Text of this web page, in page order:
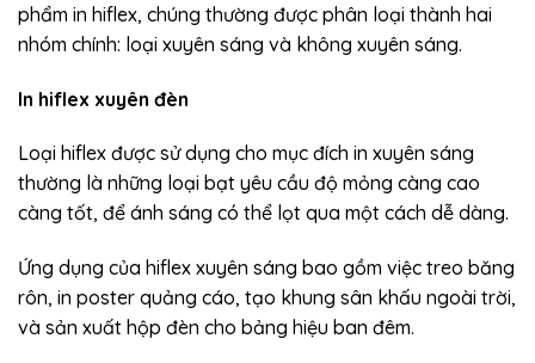
phẩm in hiflex, chúng thường được phân loại thành hai
nhóm chính: loại xuyên sáng và không xuyên sáng.
In hiflex xuyên đèn
Loại hiflex được sử dụng cho mục đích in xuyên sáng
thường là những loại bạt yêu cầu độ mỏng càng cao
càng tốt, để ánh sáng có thể lọt qua một cách dễ dàng.
Ứng dụng của hiflex xuyên sáng bao gồm việc treo băng
rôn, in poster quảng cáo, tạo khung sân khấu ngoài trời,
và sản xuất hộp đèn cho bảng hiệu ban đêm.